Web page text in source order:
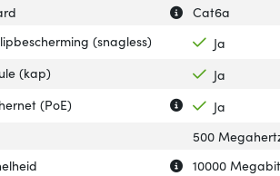
Uitleg over
Verberg uitleg
Cat6a
(snagless)
Ja
(kap)
Ja
Uitleg over
Verberg uitleg
(PoE)
Ja
500
Uitleg over
Verberg uitleg
10000